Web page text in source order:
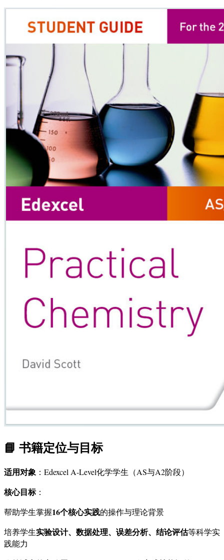
📘 书籍定位与目标
适用对象 ：Edexcel A-Level化学学生（AS与A2阶段）
核心目标：
帮助学生掌握16个核心实践的操作与理论背景
培养学生实验设计、数据处理、误差分析、结论评估等科学实
践能力